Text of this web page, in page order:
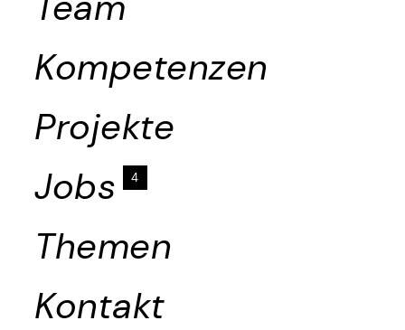
Kompetenzen
Projekte
Jobs
4
Themen
Kontakt